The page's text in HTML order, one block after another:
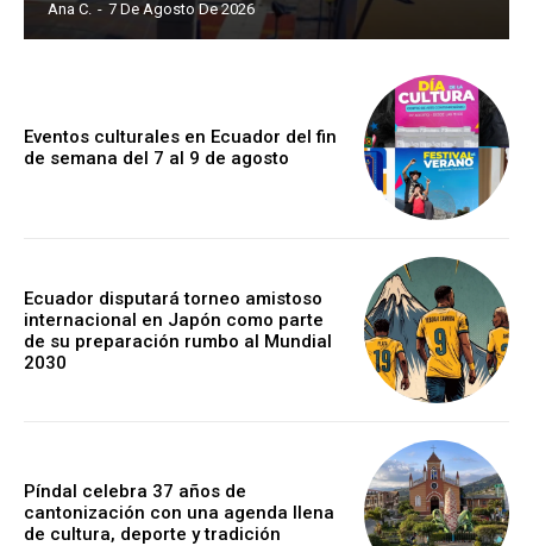
Ana C. - 7 De Agosto De 2026
Eventos culturales en Ecuador del fin
de semana del 7 al 9 de agosto
Ecuador disputará torneo amistoso
internacional en Japón como parte
de su preparación rumbo al Mundial
2030
Píndal celebra 37 años de
cantonización con una agenda llena
de cultura, deporte y tradición